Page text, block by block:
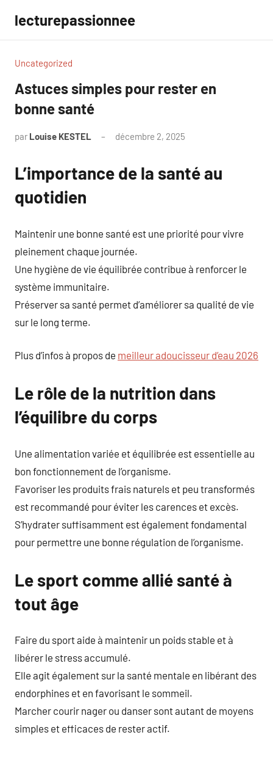
contenu
lecturepassionnee
Uncategorized
Astuces simples pour rester en
bonne santé
par Louise KESTEL décembre 2, 2025
L’importance de la santé au
quotidien
Maintenir une bonne santé est une priorité pour vivre
pleinement chaque journée.
Une hygiène de vie équilibrée contribue à renforcer le
système immunitaire.
Préserver sa santé permet d’améliorer sa qualité de vie
sur le long terme.
Plus d’infos à propos de meilleur adoucisseur d’eau 2026
Le rôle de la nutrition dans
l’équilibre du corps
Une alimentation variée et équilibrée est essentielle au
bon fonctionnement de l’organisme.
Favoriser les produits frais naturels et peu transformés
est recommandé pour éviter les carences et excès.
S’hydrater suffisamment est également fondamental
pour permettre une bonne régulation de l’organisme.
Le sport comme allié santé à
tout âge
Faire du sport aide à maintenir un poids stable et à
libérer le stress accumulé.
Elle agit également sur la santé mentale en libérant des
endorphines et en favorisant le sommeil.
Marcher courir nager ou danser sont autant de moyens
simples et efficaces de rester actif.